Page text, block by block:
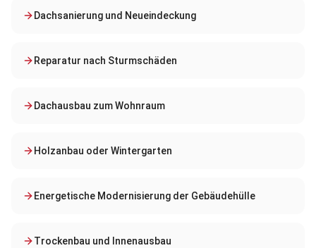
Dachsanierung und Neueindeckung
Reparatur nach Sturmschäden
Dachausbau zum Wohnraum
Holzanbau oder Wintergarten
Energetische Modernisierung der Gebäudehülle
Trockenbau und Innenausbau